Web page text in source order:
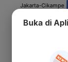
Buka di